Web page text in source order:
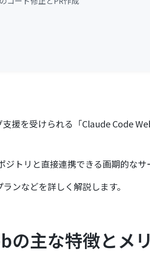
援を受けられる「Claude Code
トリと直接連携できる画期的なサ
ンなどを詳しく解説します。
の主な特徴とメ